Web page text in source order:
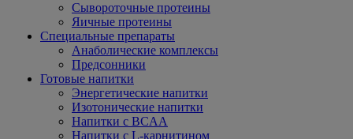
Сывороточные протеины
Яичные протеины
Специальные препараты
Анаболические комплексы
Предсонники
Готовые напитки
Энергетические напитки
Изотонические напитки
Напитки с BCAA
Напитки с L-карнитином